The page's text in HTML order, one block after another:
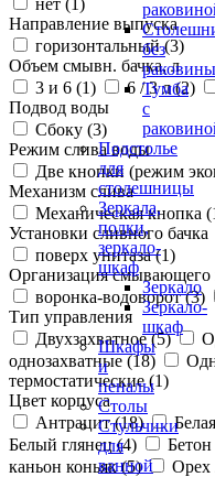
без
раковины
Тумба
с
Подстолье
для
столешницы
Зеркала,
полки,
зеркало-
шкаф
Зеркало
Зеркало-
шкаф
Шкафы
и
пеналы
Столы
Стульчики
для
ванной
Направление выпуска
горизонтальный (3)
Объем смывн. бачка, л
3 и 6 (1) 6 / 3 л (2)
Подвод воды
Сбоку (3)
Режим слива воды
Две кнопки (режим
Механизм слива
Механическая кнопка (
Установки сливного бачка
поверх унитаза (1)
Организация смывающего
воронка-водоворот (3)
Тип управления
Двухзахватное (5)
однозахватные (18)
термостатические (1)
Цвет корпуса
Антрацит (18)
Белый глянец (4)
каньон коньяк (5) Орех